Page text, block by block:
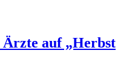
auf „Herbst